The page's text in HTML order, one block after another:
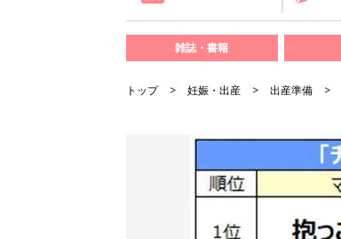
雑誌・書籍
トップ 妊娠・出産 出産準備